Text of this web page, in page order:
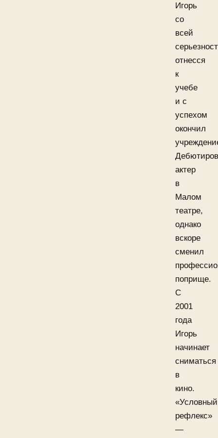
Игорь
со
всей
отнесся
к
учебе
и с
успехом
окончил
актер
в
Малом
театре,
однако
вскоре
сменил
поприще.
С
2001
года
Игорь
начинает
сниматься
в
кино.
«Условный
рефлекс»
—